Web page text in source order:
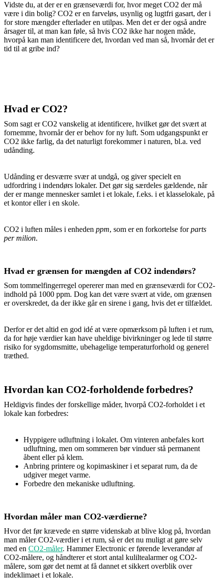
Vidste du, at der er en grænseværdi for, hvor meget CO2 der må
være i din bolig? CO2 er en farveløs, usynlig og lugtfri gasart, der i
for store mængder efterlader en utilpas. Men det er der også andre
årsager til, at man kan føle, så hvis CO2 ikke har nogen måde,
hvorpå kan man identificere det, hvordan ved man så, hvornår det er
tid til at gribe ind?
Hvad er CO2?
Som sagt er CO2 vanskelig at identificere, hvilket gør det svært at
fornemme, hvornår der er behov for ny luft. Som udgangspunkt er
CO2 ikke farlig, da det naturligt forekommer i naturen, bl.a. ved
udånding.
Udånding er desværre svær at undgå, og giver specielt en
udfordring i indendørs lokaler. Det gør sig særdeles gældende, når
der er mange mennesker samlet i et lokale, f.eks. i et klasselokale, på
et kontor eller i en skole.
CO2 i luften måles i enheden ppm, som er en forkortelse forparts
per milion.
Hvad er grænsen for mængden af CO2 indendørs?
Som tommelfingerregel opererer man med en grænseværdi for CO2-
indhold på 1000 ppm. Dog kan det være svært at vide, om grænsen
er overskredet, da der ikke går en sirene i gang, hvis det er tilfældet.
Derfor er det altid en god idé at være opmærksom på luften i et rum,
da for høje værdier kan have uheldige bivirkninger og lede til større
risiko for sygdomsmitte, ubehagelige temperaturforhold og generel
træthed.
Hvordan kan CO2-forholdende forbedres?
Heldigvis findes der forskellige måder, hvorpå CO2-forholdet i et
lokale kan forbedres:
Hyppigere udluftning i lokalet. Om vinteren anbefales kort
udluftning, men om sommeren bør vinduer stå permanent
åbent eller på klem.
Anbring printere og kopimaskiner i et separat rum, da de
udgiver meget varme.
Forbedre den mekaniske udluftning.
Hvordan måler man CO2-værdierne?
Hvor det før krævede en større videnskab at blive klog på, hvordan
man måler CO2-værdier i et rum, så er det nu muligt at gøre selv
med en CO2-måler. Hammer Electronic er førende leverandør af
CO2-målere, og håndterer et stort antal kuliltealarmer og CO2-
målere, som gør det nemt at få dannet et sikkert overblik over
indeklimaet i et lokale.